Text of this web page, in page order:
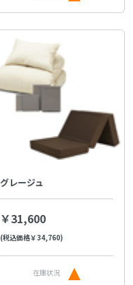
グレージュ
￥31,600
(税込価格￥34,760)
在庫状況